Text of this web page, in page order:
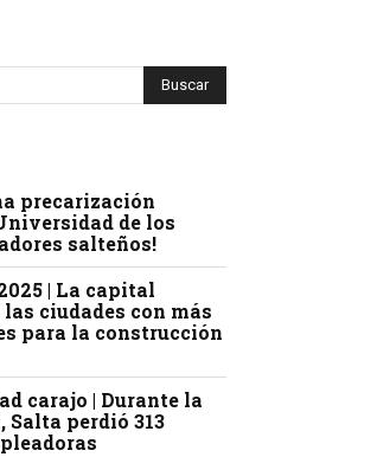
precarización
de los
salteños!
| La capital
ciudades con más
para la construcción
carajo | Durante la
perdió 313